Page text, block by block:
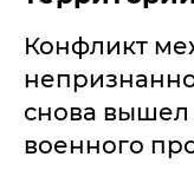
Конфликт
снова вышел
военного